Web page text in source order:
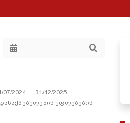
2024 — 31/12/2025
უფლებების